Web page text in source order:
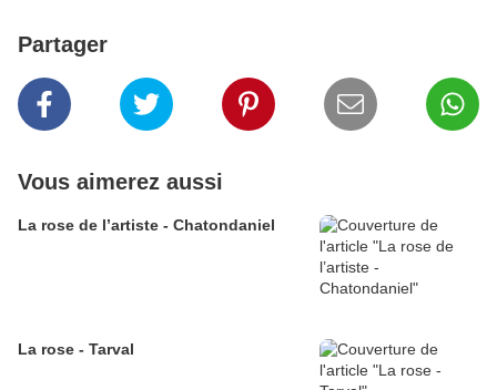
Partager
Vous aimerez aussi
La rose de l’artiste - Chatondaniel
La rose - Tarval